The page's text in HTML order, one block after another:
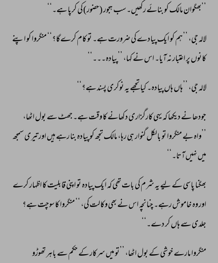
’’بھگوان مالک کو بنائے رکھیں۔ سب ہجور (حضور) کی کرپا ہے۔‘‘
لالہ جی، ’’ہم کو ایک پیادے کی ضرورت ہے۔ تو کام کرےگا؟‘‘ منگروا کو اپنے
کانوں پر اعتبار نہ آیا۔ اس نے کہا، ’’پیادہ۔۔۔‘‘
لالہ جی، ’’ہاں ہاں پیادہ۔ کیا تجھے یہ نوکری پسند ہے؟‘‘
جودھا نے دیکھا کہ یہی کارگزاری دکھانے کا وقت ہے۔ جھٹ سے بول اٹھا،
’’واہ بے منگروا تو بالکل گنوار ہی رہا، مالک تجھ کو پیادہ بنا رہے ہیں اور تیری سمجھ
میں نہیں آتا۔‘‘
بھگنا پاسی کے لیے یہ شرم کی بات تھی کہ ایک پیادہ تو اپنی قابلیت کا اظہار کرے
اور وہ خاموش رہے۔ چنانچہ اس نے بھی وکالت کی، منگروا کا سوچت ہے؟
جلدی سے ہاں کر دے۔‘‘
منگروا مارے خوشی کے بول اٹھا، ’’تو میں سرکار کے حکم سے باہر تھوڑو